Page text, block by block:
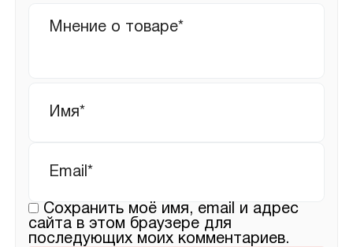
отзыв
Сохранить моё имя, email и адрес
сайта в этом браузере для
последующих моих комментариев.